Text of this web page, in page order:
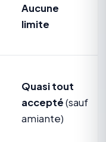
Aucune
limite
Quasi tout
accepté(sauf
amiante)